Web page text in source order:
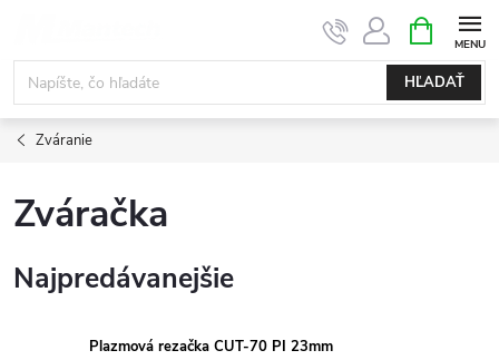
obsah
HĽADAŤ
KOŠÍK
Zváranie
Zváračka
Najpredávanejšie
Plazmová rezačka CUT-70 PI 23mm